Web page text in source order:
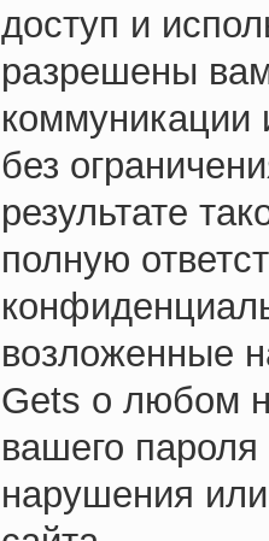
доступ и
разрешены
коммуникации
без
результате
полную
возложенные
Gets о любом
вашего
нарушения